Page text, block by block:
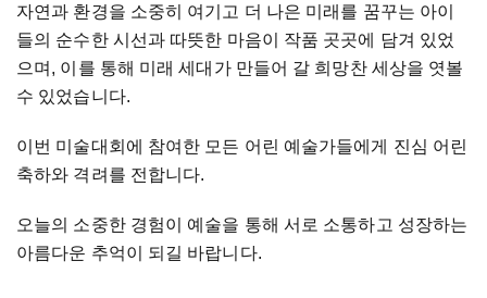
자연과 환경을 소중히 여기고 더 나은 미래를 꿈꾸는 아이
들의 순수한 시선과 따뜻한 마음이 작품 곳곳에 담겨 있었
으며, 이를 통해 미래 세대가 만들어 갈 희망찬 세상을 엿볼
수 있었습니다.
이번 미술대회에 참여한 모든 어린 예술가들에게 진심 어린
축하와 격려를 전합니다.
오늘의 소중한 경험이 예술을 통해 서로 소통하고 성장하는
아름다운 추억이 되길 바랍니다.